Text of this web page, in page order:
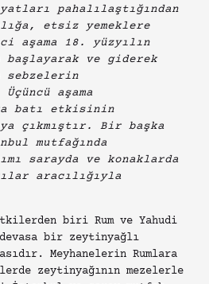
pahalılaştığından
etsiz yemeklere
aşama 18. yüzyılın
ve giderek
sebzelerin
aşama
batı etkisinin
çıkmıştır. Bir başka
mutfağında
sarayda ve konaklarda
aracılığıyla
biri Rum ve Yahudi
devasa bir zeytinyağlı
Meyhanelerin Rumlara
zeytinyağının mezelerle